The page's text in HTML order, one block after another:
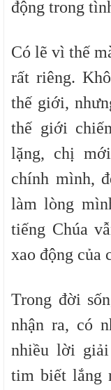
động trong
Có lẽ vì thế
rất riêng.
thế giới,
thế giới
lặng, chị
chính mình,
làm lòng
tiếng Chúa
xao động của
Trong đời
nhận ra, có
nhiều lời
tim biết lắng